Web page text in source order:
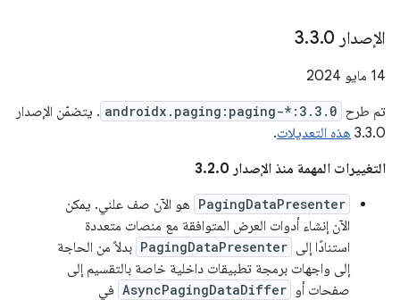
الإصدار 3 .3.0
‫14 مايو 2024
تم طرح androidx.paging:paging-*:3.3.0 . يتضمّن الإصدار
3.3.0 هذه التعديلات.
التغييرات المهمة منذ الإصدار 3.2.0
PagingDataPresenter هو الآن صف علني. يمكن
الآن إنشاء أدوات العرض المتوافقة مع منصات متعددة
استنادًا إلى PagingDataPresenter بدلاً من الحاجة
إلى واجهات برمجة تطبيقات داخلية خاصة بالتقسيم إلى
صفحات أو AsyncPagingDataDiffer في